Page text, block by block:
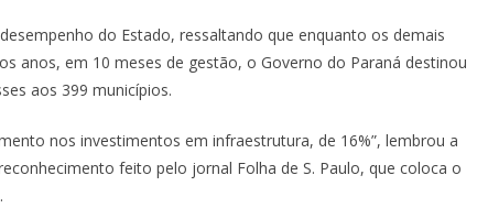
do Estado, ressaltando que enquanto os demais
anos, em 10 meses de gestão, o Governo do Paraná destinou
aos 399 municípios.
nos investimentos em infraestrutura, de 16%”, lembrou a
feito pelo jornal Folha de S. Paulo, que coloca o